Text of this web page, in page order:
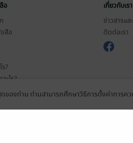
อ
สือ
?
ะไร?
ช้บริการ
เกี่ยวกับเรา
ข่าวสารแ
ติดต่อเรา
ของท่าน ท่านสามารถศึกษาวิธีการตั้งค่าการ